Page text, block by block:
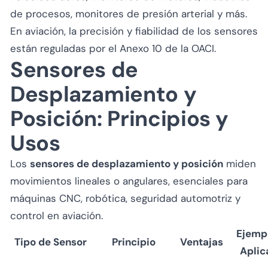
de procesos, monitores de presión arterial y más.
En aviación, la precisión y fiabilidad de los sensores
están reguladas por el Anexo 10 de la OACI.
Sensores de
Desplazamiento y
Posición: Principios y
Usos
Los sensores de desplazamiento y posición miden
movimientos lineales o angulares, esenciales para
máquinas CNC, robótica, seguridad automotriz y
control en aviación.
Tipo de Sensor
Principio Ventajas